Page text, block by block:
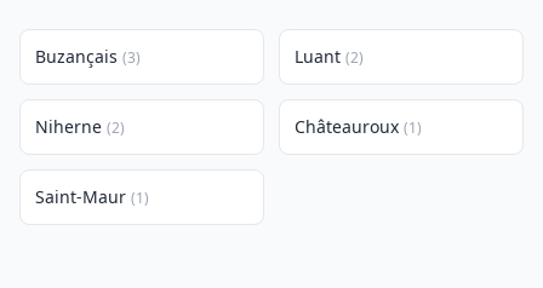
Buzançais (3) Luant (2)
Niherne (2) Châteauroux (1)
Saint-Maur (1)